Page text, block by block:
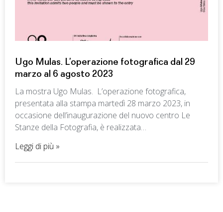
Ugo Mulas. L’operazione fotografica dal 29
marzo al 6 agosto 2023
La mostra Ugo Mulas. L’operazione fotografica,
presentata alla stampa martedì 28 marzo 2023, in
occasione dell’inaugurazione del nuovo centro Le
Stanze della Fotografia, è realizzata…
Leggi di più »